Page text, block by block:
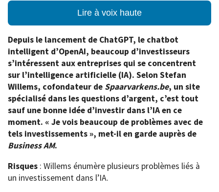
Lire à voix haute
Depuis le lancement de ChatGPT, le chatbot
intelligent d’OpenAI, beaucoup d’investisseurs
s’intéressent aux entreprises qui se concentrent
sur l’intelligence artificielle (IA). Selon Stefan
Willems, cofondateur de Spaarvarkens.be, un site
spécialisé dans les questions d’argent, c’est tout
sauf une bonne idée d’investir dans l’IA en ce
moment. « Je vois beaucoup de problèmes avec de
tels investissements », met-il en garde auprès de
Business AM.
Risques : Willems énumère plusieurs problèmes liés à
un investissement dans l’IA.